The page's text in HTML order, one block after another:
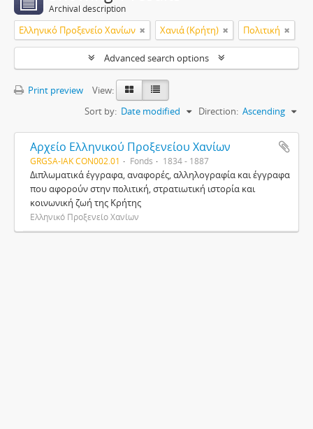
Archival description
Ελληνικό Προξενείο Χανίων Χανιά (Κρήτη) Πολιτική
Advanced search options
Print preview
View:
Sort by: Date modified Direction: Ascending
Αρχείο Ελληνικού Προξενείου Χανίων
GRGSA-IAK CON002.01 Fonds 1834 - 1887
Διπλωματικά έγγραφα, αναφορές, αλληλογραφία και έγγραφα
που αφορούν στην πολιτική, στρατιωτική ιστορία και
κοινωνική ζωή της Κρήτης
Ελληνικό Προξενείο Χανίων